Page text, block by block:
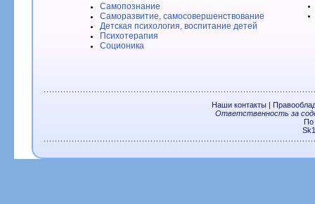
Самопознание
Саморазвитие, самосовершенствование
Детская психология, воспитание детей
Психотерапия
Соционика
Наши контакты|
Ответственность за
По